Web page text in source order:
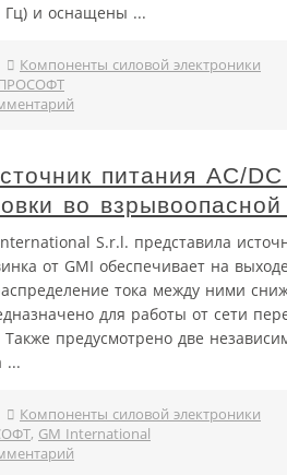
Гц) и оснащены ...
Компоненты силовой электроники
питания AC/
во
S.r.l. представила
от GMI обеспечивает на
тока между ними
для работы от сети
Также предусмотрено две
...
Компоненты силовой электроники
, GM International